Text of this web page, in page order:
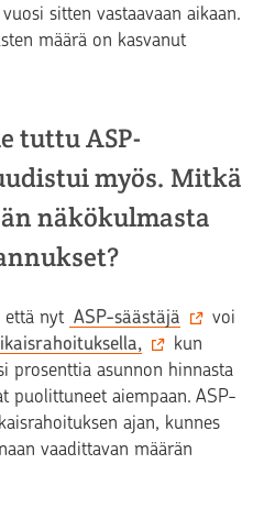
sitten vastaavaan aikaan.
määrä on kasvanut
tuttu ASP-
myös. Mitkä
näkökulmasta
että nyt ASP-säästäjä
voi
kun
prosenttia asunnon hinnasta
puolittuneet aiempaan. ASP-
ajan, kunnes
vaadittavan määrän